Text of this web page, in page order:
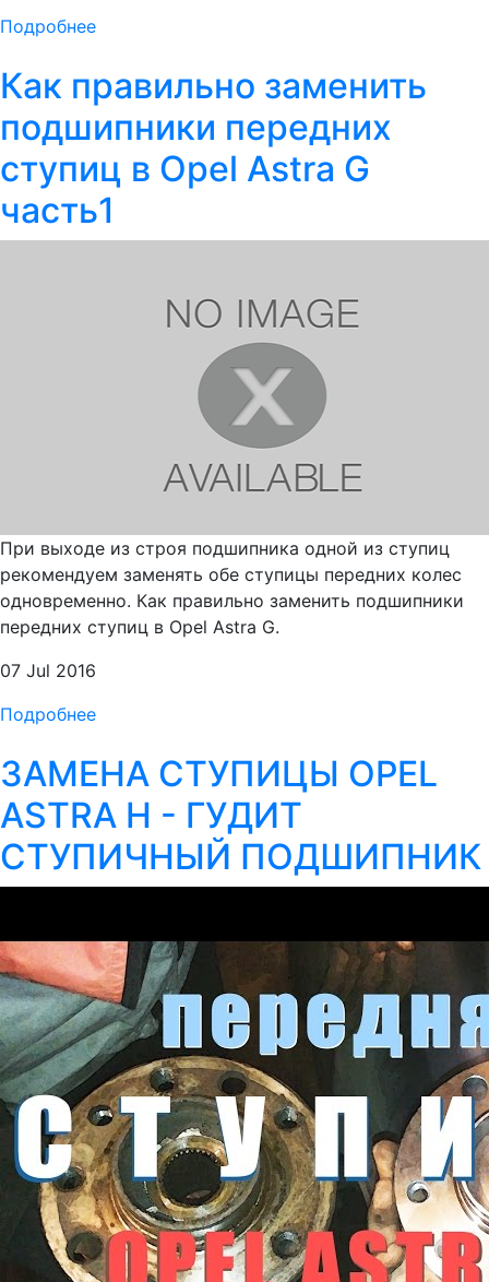
Подробнее
Как правильно заменить
подшипники передних
ступиц в Opel Astra G
часть1
При выходе из строя подшипника одной из ступиц
рекомендуем заменять обе ступицы передних колес
одновременно. Как правильно заменить подшипники
передних ступиц в Opel Astra G.
07 Jul 2016
Подробнее
ЗАМЕНА СТУПИЦЫ OPEL
ASTRA H - ГУДИТ
СТУПИЧНЫЙ ПОДШИПНИК